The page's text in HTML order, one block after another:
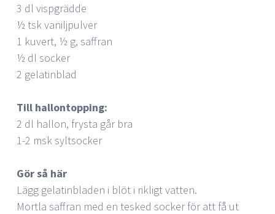
3 dl vispgrädde
½ tsk vaniljpulver
1 kuvert, ½ g, saffran
½ dl socker
2 gelatinblad
Till hallontopping:
2 dl hallon, frysta går bra
1-2 msk syltsocker
Gör så här
Lägg gelatinbladen i blöt i rikligt vatten.
Mortla saffran med en tesked socker för att få ut